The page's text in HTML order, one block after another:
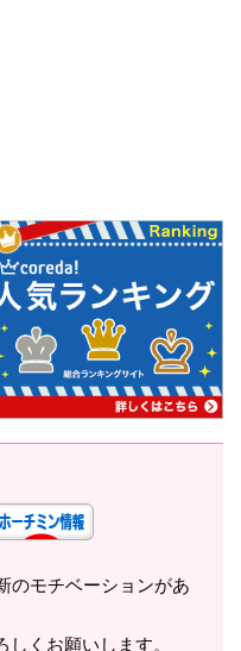
のモチベーションがあ
くお願いします。